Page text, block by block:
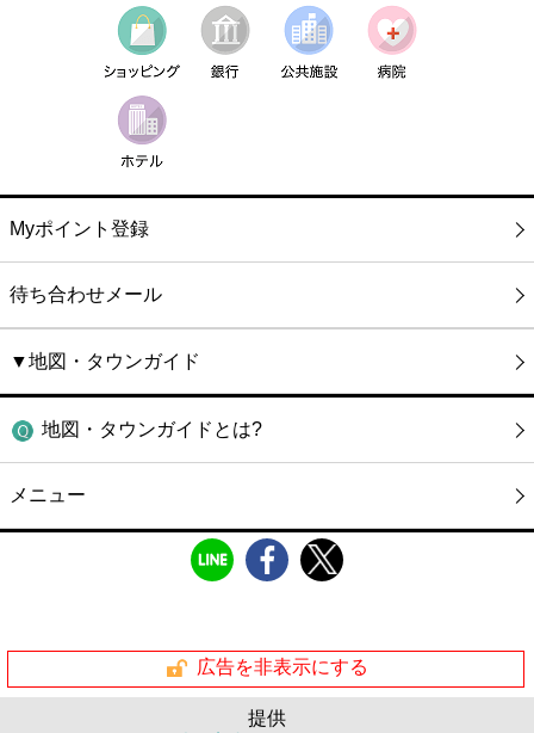
Myポイント登録
待ち合わせメール
▼地図・タウンガイド
地図・タウンガイドとは?
メニュー
広告を非表示にする
提供